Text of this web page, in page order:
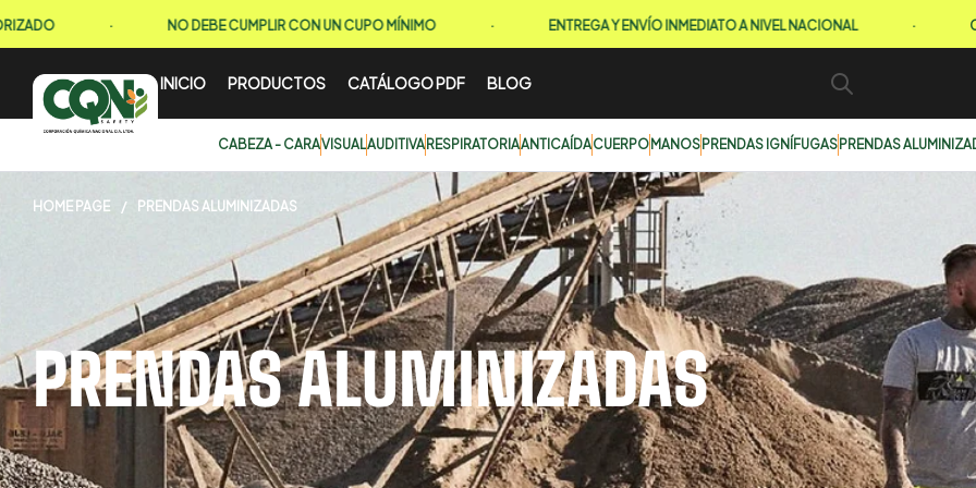
· NO DEBE CUMPLIR CON UN CUPO MÍNIMO · ENTREGA Y ENVÍO INMEDIATO A NIVEL NACIONAL ·
INICIO PRODUCTOS CATÁLOGO PDF BLOG
CABEZA - CARAVISUALAUDITIVA RESPIRATORIAANTICAÍDACUERPO MANOS PRENDAS IGNÍFUGAS PRENDAS
PRENDAS ALUMINIZADAS
HOME PAGE / PRENDAS ALUMINIZADAS